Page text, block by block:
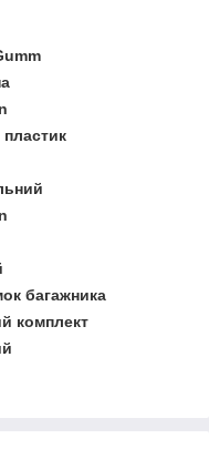
багажника
комплект